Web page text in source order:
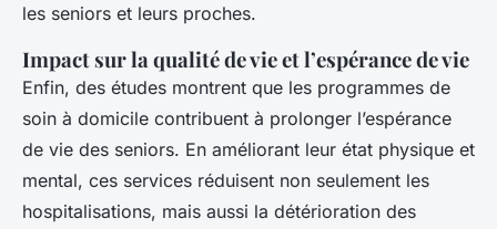
les seniors et leurs proches.
Impact sur la qualité de vie et l’espérance de vie
Enfin, des études montrent que les programmes de
soin à domicile contribuent à prolonger l’espérance
de vie des seniors. En améliorant leur état physique et
mental, ces services réduisent non seulement les
hospitalisations, mais aussi la détérioration des